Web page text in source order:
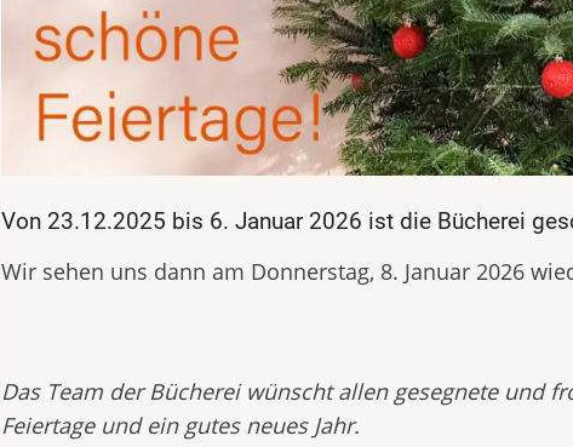
Von 23.12.2025 bis 6. Januar 2026 ist die Bücherei
Wir sehen uns dann am Donnerstag, 8. Januar 2026
Das Team der Bücherei wünscht allen gesegnete und
Feiertage und ein gutes neues Jahr.